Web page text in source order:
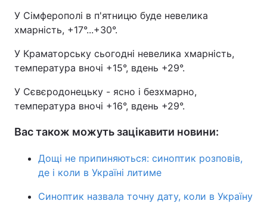
У Сімферополі в п'ятницю буде невелика
хмарність, +17°...+30°.
У Краматорську сьогодні невелика хмарність,
температура вночі +15°, вдень +29°.
У Сєвєродонецьку - ясно і безхмарно,
температура вночі +16°, вдень +29°.
Вас також можуть зацікавити новини:
Дощі не припиняються: синоптик розповів,
де і коли в Україні литиме
Синоптик назвала точну дату, коли в Україну